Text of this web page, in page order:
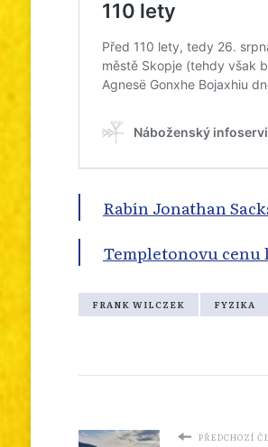
Rabín Jonathan
Templetonovu cenu
FRANK WILCZEK FYZIKA
PŘEDCHOZÍ